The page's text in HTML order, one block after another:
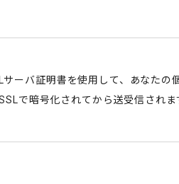
ーバ証明書を使用して、あなたの
で暗号化されてから送受信されま